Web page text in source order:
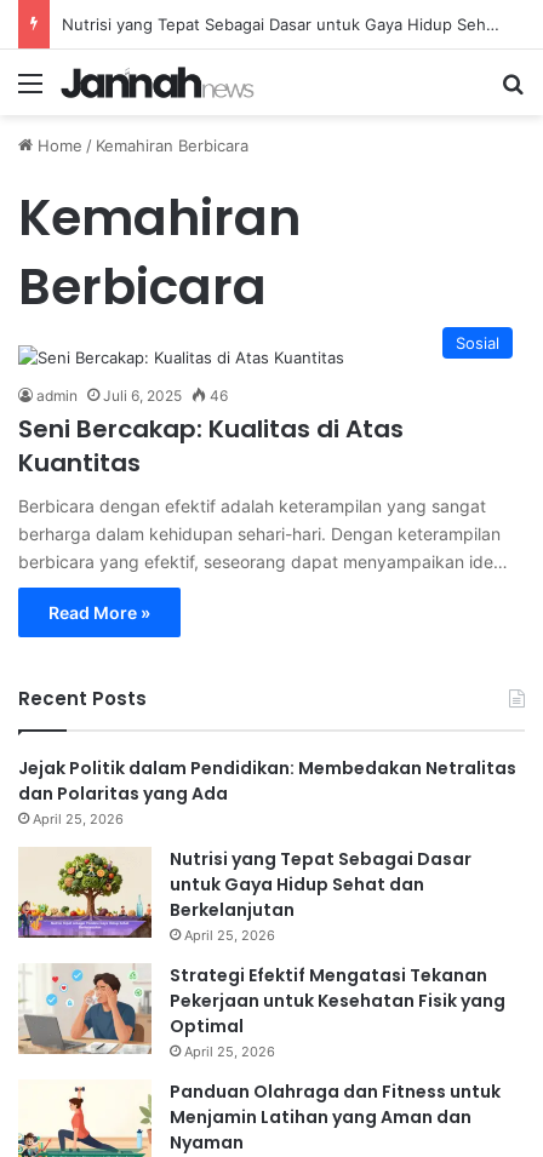
Nutrisi yang Tepat Sebagai Dasar untuk Gaya Hidup Sehat dan Berkelanjutan
Menu
Home / Kemahiran Berbicara
Kemahiran
Berbicara
Sosial
admin Juli 6, 2025 46
Seni Bercakap: Kualitas di Atas
Kuantitas
Berbicara dengan efektif adalah keterampilan yang sangat
berharga dalam kehidupan sehari-hari. Dengan keterampilan
berbicara yang efektif, seseorang dapat menyampaikan ide…
Read More »
Recent Posts
Jejak Politik dalam Pendidikan: Membedakan Netralitas
dan Polaritas yang Ada
April 25, 2026
Nutrisi yang Tepat Sebagai Dasar
untuk Gaya Hidup Sehat dan
Berkelanjutan
April 25, 2026
Strategi Efektif Mengatasi Tekanan
Pekerjaan untuk Kesehatan Fisik yang
Optimal
April 25, 2026
Panduan Olahraga dan Fitness untuk
Menjamin Latihan yang Aman dan
Nyaman